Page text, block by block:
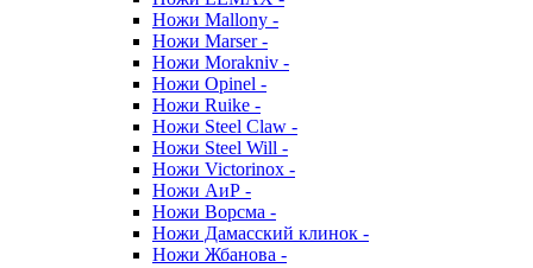
Ножи Mallony -
Ножи Marser -
Ножи Morakniv -
Ножи Opinel -
Ножи Ruike -
Ножи Steel Claw -
Ножи Steel Will -
Ножи Victorinox -
Ножи АиР -
Ножи Ворсма -
Ножи Дамасский клинок -
Ножи Жбанова -